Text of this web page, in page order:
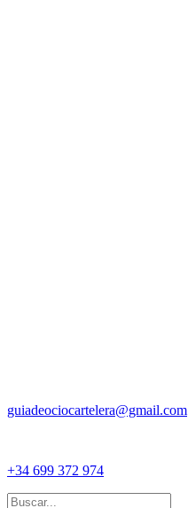
guiadeociocartelera@gmail.com
+34 699 372 974
Buscar: